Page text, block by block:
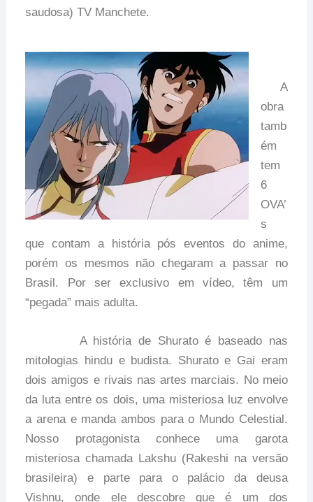
saudosa) TV Manchete.
A
obra
tamb
ém
tem
6
OVA’
s
que contam a história pós eventos do anime,
porém os mesmos não chegaram a passar no
Brasil. Por ser exclusivo em vídeo, têm um
“pegada” mais adulta.
A história de Shurato é baseado nas
mitologias hindu e budista. Shurato e Gai eram
dois amigos e rivais nas artes marciais. No meio
da luta entre os dois, uma misteriosa luz envolve
a arena e manda ambos para o Mundo Celestial.
Nosso protagonista conhece uma garota
misteriosa chamada Lakshu (Rakeshi na versão
brasileira) e parte para o palácio da deusa
Vishnu, onde ele descobre que é um dos